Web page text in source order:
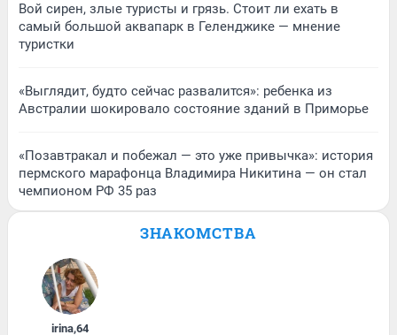
Вой сирен, злые туристы и грязь. Стоит ли ехать в
самый большой аквапарк в Геленджике — мнение
туристки
«Выглядит, будто сейчас развалится»: ребенка из
Австралии шокировало состояние зданий в Приморье
«Позавтракал и побежал — это уже привычка»: история
пермского марафонца Владимира Никитина — он стал
чемпионом РФ 35 раз
ЗНАКОМСТВА
irina,64